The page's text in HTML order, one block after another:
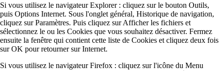
Si vous utilisez le navigateur Explorer : cliquez sur le bouton Outils,
puis Options Internet. Sous l'onglet général, Historique de navigation,
cliquez sur Paramètres. Puis cliquez sur Afficher les fichiers et
sélectionnez le ou les Cookies que vous souhaitez désactiver. Fermez
ensuite la fenêtre qui contient cette liste de Cookies et cliquez deux fois
sur OK pour retourner sur Internet.
Si vous utilisez le navigateur Firefox : cliquez sur l'icône du Menu